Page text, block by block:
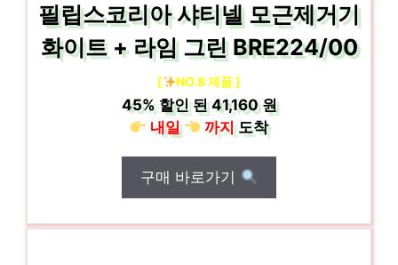
필립스코리아 샤티넬 모근제거기
화이트 + 라임 그린 BRE224/00
[ NO.8 제품 ]
45%할인 된41,160 원
내일
까지도착
구매 바로가기